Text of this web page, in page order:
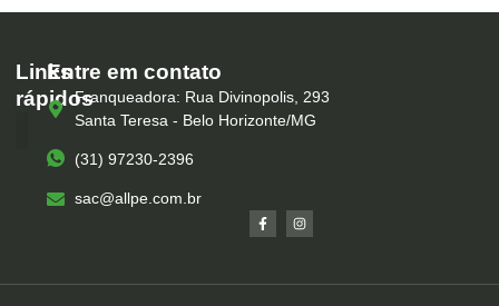
Links
rápidos
Entre em contato
Franqueadora: Rua Divinopolis, 293
Santa Teresa - Belo Horizonte/MG
(31) 97230-2396
sac@allpe.com.br